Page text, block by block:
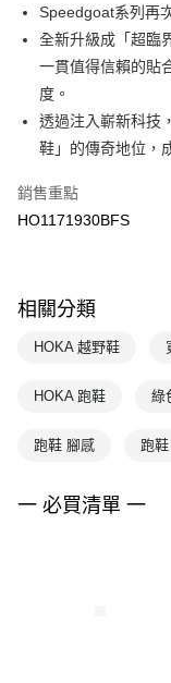
每筆NT$100，滿
宅配-本島
每筆NT$100，滿
Speedgoat系列再
全新升級成「超臨
一貫值得信賴的貼
度。
透過注入嶄新科技
鞋」的傳奇地位，
銷售重點
HO1171930BFS
相關分類
HOKA 越野鞋
HOKA 跑鞋 綠
跑鞋 腳感 跑
一 必買清單 一